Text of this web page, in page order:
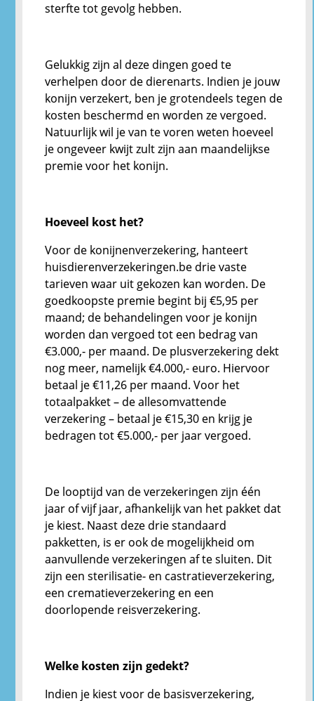
sterfte tot gevolg hebben.
Gelukkig zijn al deze dingen goed te
verhelpen door de dierenarts. Indien je jouw
konijn verzekert, ben je grotendeels tegen de
kosten beschermd en worden ze vergoed.
Natuurlijk wil je van te voren weten hoeveel
je ongeveer kwijt zult zijn aan maandelijkse
premie voor het konijn.
Hoeveel kost het?
Voor de konijnenverzekering, hanteert
huisdierenverzekeringen.be drie vaste
tarieven waar uit gekozen kan worden. De
goedkoopste premie begint bij €5,95 per
maand; de behandelingen voor je konijn
worden dan vergoed tot een bedrag van
€3.000,- per maand. De plusverzekering dekt
nog meer, namelijk €4.000,- euro. Hiervoor
betaal je €11,26 per maand. Voor het
totaalpakket – de allesomvattende
verzekering – betaal je €15,30 en krijg je
bedragen tot €5.000,- per jaar vergoed.
De looptijd van de verzekeringen zijn één
jaar of vijf jaar, afhankelijk van het pakket dat
je kiest. Naast deze drie standaard
pakketten, is er ook de mogelijkheid om
aanvullende verzekeringen af te sluiten. Dit
zijn een sterilisatie- en castratieverzekering,
een crematieverzekering en een
doorlopende reisverzekering.
Welke kosten zijn gedekt?
Indien je kiest voor de basisverzekering,